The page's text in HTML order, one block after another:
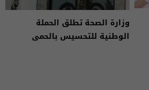
وزارة الصحة تطلق الحملة
الوطنية للتحسيس بالحمى